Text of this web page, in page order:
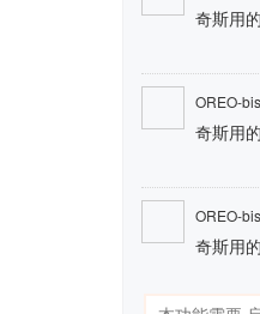
奇斯用
OREO-
奇斯用
OREO-
奇斯用